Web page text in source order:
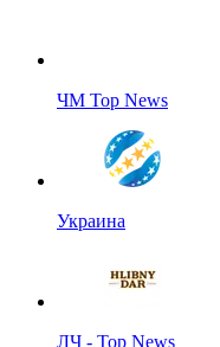
ЧМ Top News
Украина
ЛЧ - Top News